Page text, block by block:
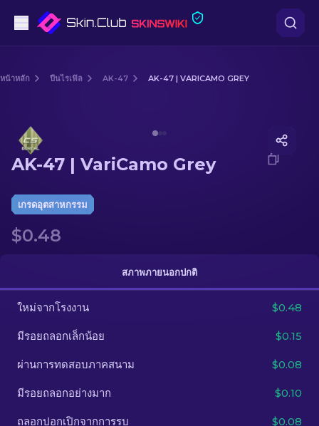
ปืนไรเฟิลซุ่มยิง
มีด
ถุงมือ
อื่น ๆ
หน้าหลัก ปืนไรเฟิล AK-47 AK-47 | VARICAMO GREY
AK-47 | VariCamo Grey
เกรดอุตสาหกรรม
$0.48
สภาพภายนอกปกติ
ใหม่จากโรงงาน $0.48
มีรอยถลอกเล็กน้อย $0.15
ผ่านการทดสอบภาคสนาม $0.08
มีรอยถลอกอย่างมาก $0.10
ถลอกปอกเปิกจากการรบ $0.08